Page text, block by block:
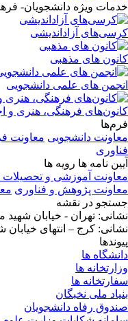
خدمات ویژه دانشجویان-
کرسی‌های آزاداندیشی
کانون های مذهبی
انجمن های علمی دانشجویی
کانون‌های فرهنگی، هنری و
فرم‌ها
معاونت دانشجویی معاونت
فناوری
آیین نامه ها رویه ها
معاونت آموزشی و تحصیلات
معاونت پژوهش و فناوری
جستجو در نقشه
نشانی: تهران - خیابان شهید
نشانی: کرج – انتهای خیابان
پیوندها
دانشگاه ها
وزارتخانه ها
سفارتخانه ها
بنیاد ملی نخبگان
صندوق رفاه دانشجویان